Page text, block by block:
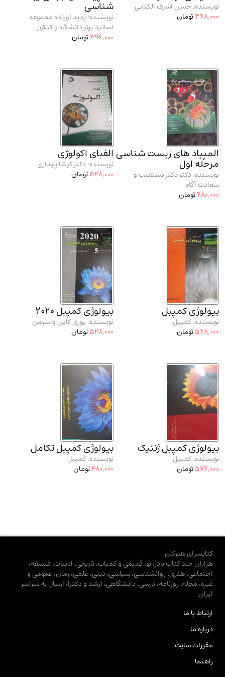
مدرسان شریف و انتشارت ارشد کتاب‌های..(2)
نویسنده: حسن اشرف الکتابی
348,000تومان
شناسی
نویسنده: پدید آورنده مجموعه
اساتید برتر دانشگاه و کنکور
396,000تومان
المپیاد های زیست شناسی
مرحله اول
نویسنده: دکتر دکتر دستغیب و
سعادت آگاه
480,000تومان
الفبای اکولوژی
نویسنده: دکتر کوشا پایداری
528,000تومان
بیولوژی کمپبل
نویسنده: کمپبل
528,000تومان
بیولوژی کمپبل 2020
نویسنده: یوری کاین واسرمن
528,000تومان
بیولوژی کمپبل ژنتیک
نویسنده: کمپبل
576,000تومان
بیولوژی کمپبل تکامل
نویسنده: کمپبل
480,000تومان
کتابسرای هیرکان
هزاران جلد کتاب نادر، نو، قدیمی و کمیاب، تاریخی، ادبیات، فلسفه،
اجتماعی، هنری، روانشناسی، سیاسی، دینی، علمی، رمان، عمومی و
غیره، مجله، روزنامه، درسی، دانشگاهی، ارشد و دکترا، ارسال به سراسر
ایران
ارتباط با ما
درباره ما
مقررات سایت
راهنما